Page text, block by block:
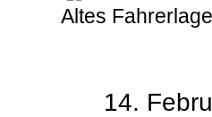
Altes
14.